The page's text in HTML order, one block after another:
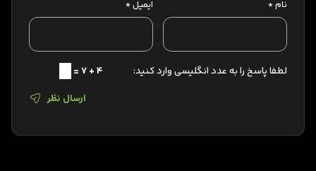
نام* ایمیل*
لطفا پاسخ را به عدد انگلیسی وارد کنید:
4 + 7 =
ارسال نظر